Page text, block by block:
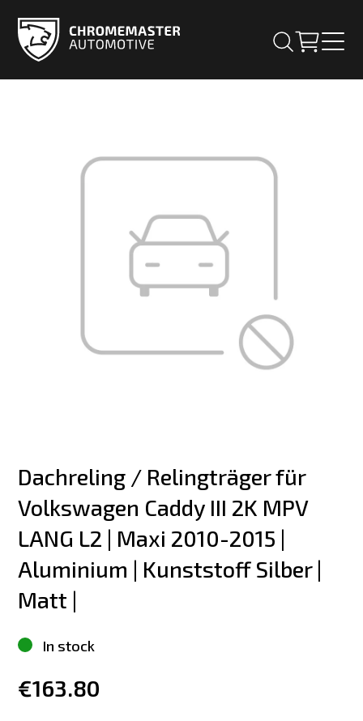
Dachreling / Relingträger für
Volkswagen Caddy III 2K MPV
LANG L2 | Maxi 2010-2015 |
Aluminium | Kunststoff Silber |
Matt |
In stock
€163.80